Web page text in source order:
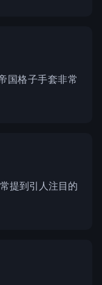
国格子手套非常
提到引人注目的